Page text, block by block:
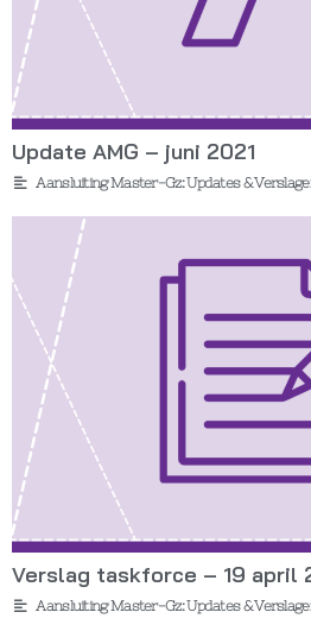
Update AMG – juni 2021
Aansluiting Master-Gz: Updates &
Verslag taskforce – 19 april
Aansluiting Master-Gz: Updates &